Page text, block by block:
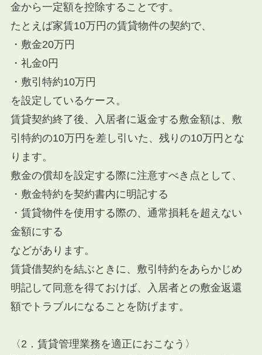
金から一定額を控除することです。
たとえば家賃10万円の賃貸物件の契約で、
・敷金20万円
・礼金0円
・敷引特約10万円
を設定しているケース。
賃貸契約終了後、入居者に返金する敷金額は、敷
引特約の10万円を差し引いた、残りの10万円とな
ります。
敷金の償却を設定する際に注意すべき点として、
・敷金特約を契約書内に明記する
・賃貸物件を使用する際の、通常損耗を超えない
金額にする
などがあります。
賃貸借契約を結ぶときに、敷引特約をあらかじめ
明記して同意を得ておけば、入居者との敷金返還
額でトラブルになることを防げます。
〈2．賃貸管理業務を適正におこなう〉